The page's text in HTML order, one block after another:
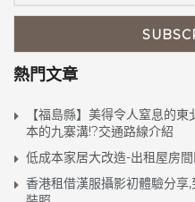
熱門文章
【福島縣】美得令人窒息的
本的九寨溝!?交通路線介紹
低成本家居大改造-出租屋房
香港租借漢服攝影初體驗分享